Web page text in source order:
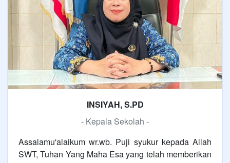
INSIYAH, S.PD
- Kepala Sekolah -
Assalamu'alaikum wr.wb. Puji syukur kepada Allah
SWT, Tuhan Yang Maha Esa yang telah memberikan